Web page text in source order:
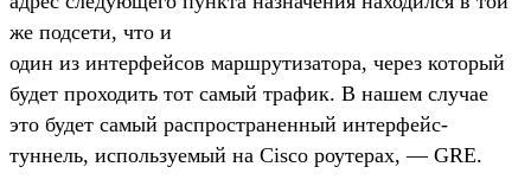
же подсети, что и
один из интерфейсов маршрутизатора, через который
будет проходить тот самый трафик. В нашем случае
это будет самый распространенный интерфейс-
туннель, используемый на Cisco роутерах, — GRE.